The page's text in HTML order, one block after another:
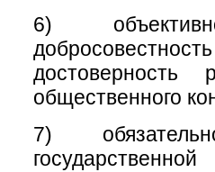
6)
достоверность
общественного
7)